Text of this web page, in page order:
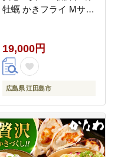
牡蠣 かきフライ Mサイ
食 海鮮 海産物 広島県
産 江田島市/株式会社か
なわ [XBP033] 牡蠣
19,000円
広島県 江田島市